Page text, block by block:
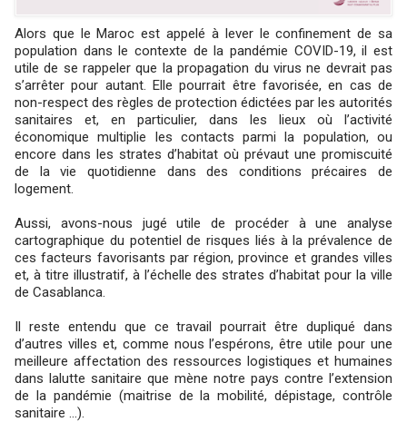
Alors que le Maroc est appelé à lever le confinement de sa
population dans le contexte de la pandémie COVID-19, il est
utile de se rappeler que la propagation du virus ne devrait pas
s’arrêter pour autant. Elle pourrait être favorisée, en cas de
non-respect des règles de protection édictées par les autorités
sanitaires et, en particulier, dans les lieux où l’activité
économique multiplie les contacts parmi la population, ou
encore dans les strates d’habitat où prévaut une promiscuité
de la vie quotidienne dans des conditions précaires de
logement.
Aussi, avons-nous jugé utile de procéder à une analyse
cartographique du potentiel de risques liés à la prévalence de
ces facteurs favorisants par région, province et grandes villes
et, à titre illustratif, à l’échelle des strates d’habitat pour la ville
de Casablanca.
Il reste entendu que ce travail pourrait être dupliqué dans
d’autres villes et, comme nous l’espérons, être utile pour une
meilleure affectation des ressources logistiques et humaines
dans lalutte sanitaire que mène notre pays contre l’extension
de la pandémie (maitrise de la mobilité, dépistage, contrôle
sanitaire …).